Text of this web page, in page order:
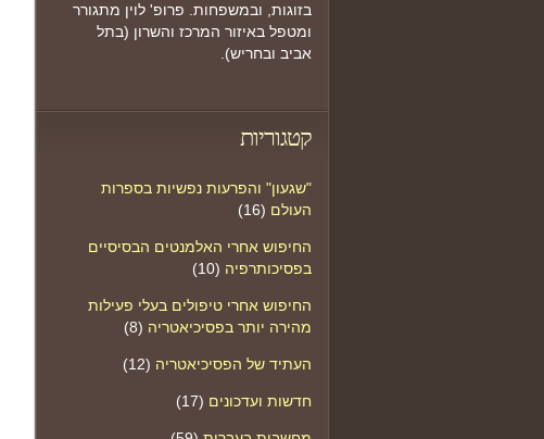
בזוגות, ובמשפחות. פרופ' לוין מתגורר
ומטפל באיזור המרכז והשרון (בתל
אביב ובחריש).
קטגוריות
"שגעון" והפרעות נפשיות בספרות
העולם (16)
החיפוש אחרי האלמנטים הבסיסיים
בפסיכותרפיה (10)
החיפוש אחרי טיפולים בעלי פעילות
מהירה יותר בפסיכיאטריה (8)
העתיד של הפסיכיאטריה (12)
חדשות ועדכונים (17)